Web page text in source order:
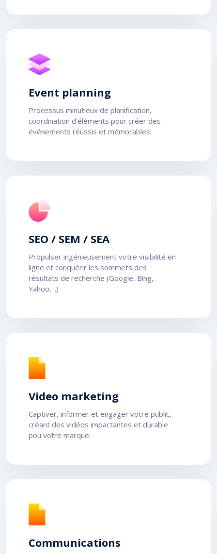
Event planning
Processus minutieux de planification,
coordination d'éléments pour créer des
événements réussis et mémorables.
SEO / SEM / SEA
Propulser ingénieusement votre visibilité en
ligne et conquérir les sommets des
résultats de recherche (Google, Bing,
Yahoo, ..)
Video marketing
Captiver, informer et engager votre public,
créant des vidéos impactantes et durable
pou votre marque.
Communications